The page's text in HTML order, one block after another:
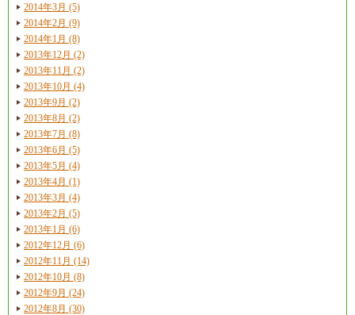
2014年3月 (5)
2014年2月 (9)
2014年1月 (8)
2013年12月 (2)
2013年11月 (2)
2013年10月 (4)
2013年9月 (2)
2013年8月 (2)
2013年7月 (8)
2013年6月 (5)
2013年5月 (4)
2013年4月 (1)
2013年3月 (4)
2013年2月 (5)
2013年1月 (6)
2012年12月 (6)
2012年11月 (14)
2012年10月 (8)
2012年9月 (24)
2012年8月 (30)